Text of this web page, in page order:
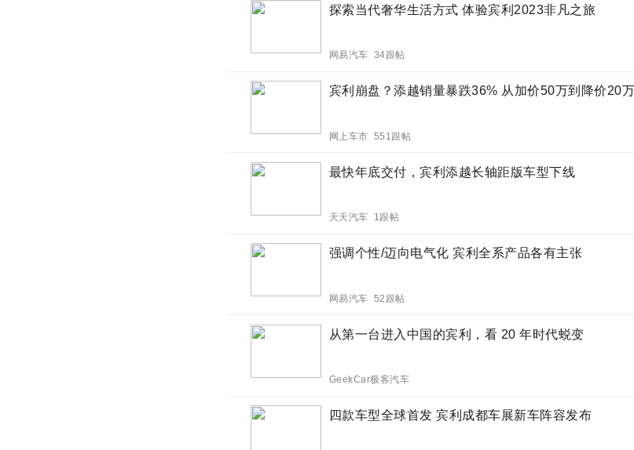
探索当代奢华生活方式 体验宾利2023非凡之旅
网易汽车 34跟帖
宾利崩盘？添越销量暴跌36% 从加价50万到降价20万
网上车市 551跟帖
最快年底交付，宾利添越长轴距版车型下线
天天汽车 1跟帖
强调个性/迈向电气化 宾利全系产品各有主张
网易汽车 52跟帖
从第一台进入中国的宾利，看 20 年时代蜕变
GeekCar极客汽车
四款车型全球首发 宾利成都车展新车阵容发布